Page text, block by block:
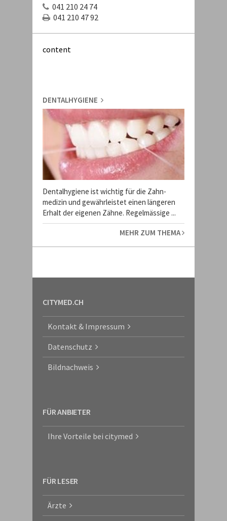
041 210 24 74
041 210 47 92
content
DENTALHYGIENE
Dentalhygiene ist wichtig für die Zahn-
medizin und gewährleistet einen längeren
Erhalt der eigenen Zähne. Regelmässige ...
MEHR ZUM THEMA
CITYMED.CH
Kontakt & Impressum
Datenschutz
Bildnachweis
FÜR ANBIETER
Ihre Vorteile bei citymed
FÜR LESER
Ärzte